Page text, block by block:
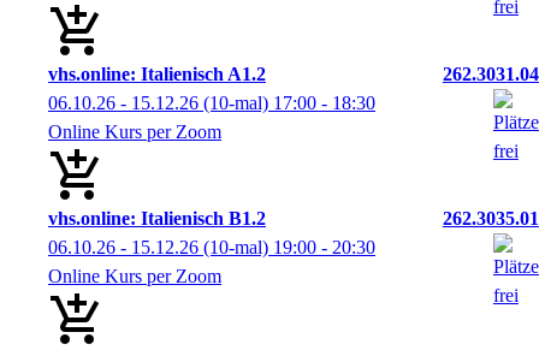
vhs.online: Italienisch A1.2
262.3031.04
06.10.26 - 15.12.26 (10-mal) 17:00 - 18:30
Online Kurs per Zoom
vhs.online: Italienisch B1.2
262.3035.01
06.10.26 - 15.12.26 (10-mal) 19:00 - 20:30
Online Kurs per Zoom